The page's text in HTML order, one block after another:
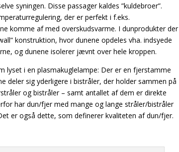
syningen. Disse passager kaldes ”kuldebroer”.
der er perfekt i f.eks.
komme af med overskudsvarme. I dunprodukter der
konstruktion, hvor dunene opdeles vha. indsyede
og dunene isolerer jævnt over hele kroppen.
i en plasmakuglelampe: Der er en fjerstamme
deler sig yderligere i bistråler, der holder sammen på
og bistråler – samt antallet af dem er direkte
har dun/fjer med mange og lange stråler/bistråler
er også dette, som definerer kvaliteten af dun/fjer.